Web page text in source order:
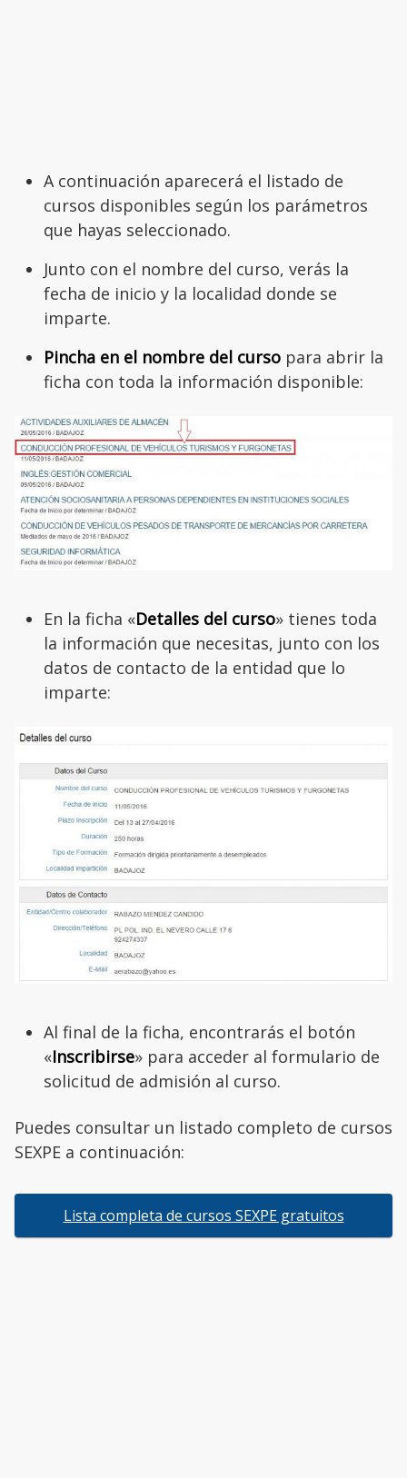
A continuación aparecerá el listado de
cursos disponibles según los parámetros
que hayas seleccionado.
Junto con el nombre del curso, verás la
fecha de inicio y la localidad donde se
imparte.
Pincha en el nombre del curso para abrir la
ficha con toda la información disponible:
En la ficha «Detalles del curso» tienes toda
la información que necesitas, junto con los
datos de contacto de la entidad que lo
imparte:
Al final de la ficha, encontrarás el botón
«Inscribirse» para acceder al formulario de
solicitud de admisión al curso.
Puedes consultar un listado completo de cursos
SEXPE a continuación:
Lista completa de cursos SEXPE gratuitos